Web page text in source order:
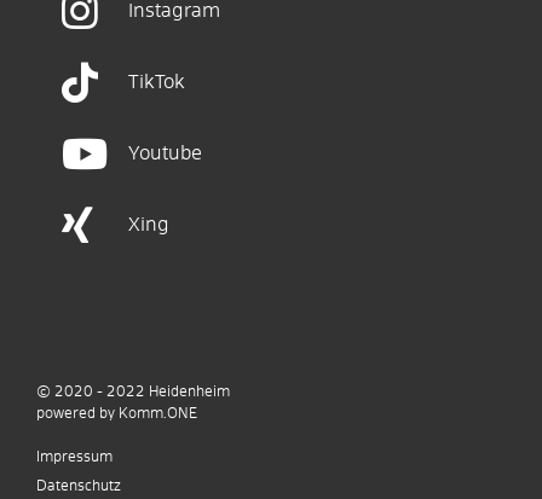
Instagram
TikTok
Youtube
Xing
© 2020 - 2022 Heidenheim
powered by Komm.ONE
Impressum
Datenschutz